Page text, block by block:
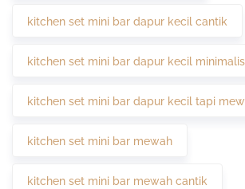
kitchen set mini bar dapur kecil cantik
kitchen set mini bar dapur kecil minimalis
kitchen set mini bar dapur kecil tapi
kitchen set mini bar mewah
kitchen set mini bar mewah cantik